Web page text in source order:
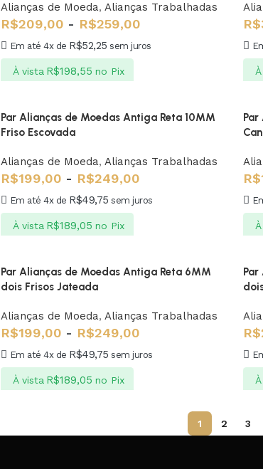
Alianças de Moeda, Alianças Trabalhadas
R$209,00 - R$259,00
Em até 4x de R$52,25 sem juros
À vista R$198,55 no Pix
R$
Par Alianças de Moedas Antiga Reta 10MM
Friso Escovada
Alianças de Moeda, Alianças Trabalhadas
R$199,00 - R$249,00
Em até 4x de R$49,75 sem juros
À vista R$189,05 no Pix
R$
Par Alianças de Moedas Antiga Reta 6MM
dois Frisos Jateada
Alianças de Moeda, Alianças Trabalhadas
R$199,00 - R$249,00
Em até 4x de R$49,75 sem juros
À vista R$189,05 no Pix
R$
1 2 3